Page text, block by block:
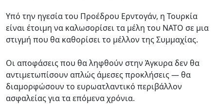
Υπό την ηγεσία του Προέδρου Ερντογάν, η Τουρκία
είναι έτοιμη να καλωσορίσει τα μέλη του ΝΑΤΟ σε μια
στιγμή που θα καθορίσει το μέλλον της Συμμαχίας.
Οι αποφάσεις που θα ληφθούν στην Άγκυρα δεν θα
αντιμετωπίσουν απλώς άμεσες προκλήσεις — θα
διαμορφώσουν το ευρωατλαντικό περιβάλλον
ασφαλείας για τα επόμενα χρόνια.